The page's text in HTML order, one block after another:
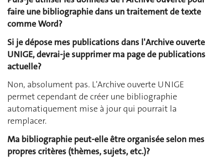
faire une bibliographie dans un traitement de texte
comme Word?
Si je dépose mes publications dans l'Archive ouverte
UNIGE, devrai-je supprimer ma page de publications
actuelle?
Non, absolument pas. L'Archive ouverte UNIGE
permet cependant de créer une bibliographie
automatiquement mise à jour qui pourrait la
remplacer.
Ma bibliographie peut-elle être organisée selon mes
propres critères (thèmes, sujets, etc.)?